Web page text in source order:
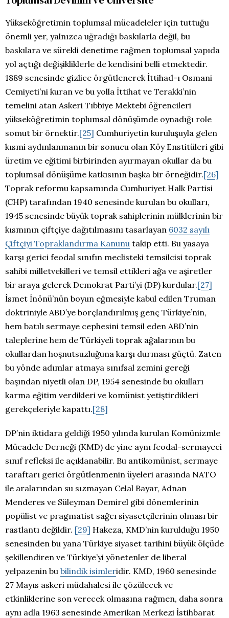
Yükseköğretimin toplumsal mücadeleler için tuttuğu
önemli yer, yalnızca uğradığı baskılarla değil, bu
baskılara ve sürekli denetime rağmen toplumsal yapıda
yol açtığı değişikliklerle de kendisini belli etmektedir.
1889 senesinde gizlice örgütlenerek İttihad-ı Osmani
Cemiyeti’ni kuran ve bu yolla İttihat ve Terakki’nin
temelini atan Askeri Tıbbiye Mektebi öğrencileri
yükseköğretimin toplumsal dönüşümde oynadığı role
somut bir örnektir.[25] Cumhuriyetin kuruluşuyla gelen
kısmi aydınlanmanın bir sonucu olan Köy Enstitüleri gibi
üretim ve eğitimi birbirinden ayırmayan okullar da bu
toplumsal dönüşüme katkısının başka bir örneğidir.[26]
Toprak reformu kapsamında Cumhuriyet Halk Partisi
(CHP) tarafından 1940 senesinde kurulan bu okulları,
1945 senesinde büyük toprak sahiplerinin mülklerinin bir
kısmının çiftçiye dağıtılmasını tasarlayan 6032 sayılı
Çiftçiyi Topraklandırma Kanunu takip etti. Bu yasaya
karşı gerici feodal sınıfın meclisteki temsilcisi toprak
sahibi milletvekilleri ve temsil ettikleri ağa ve aşiretler
bir araya gelerek Demokrat Parti’yi (DP) kurdular.[27]
İsmet İnönü’nün boyun eğmesiyle kabul edilen Truman
doktriniyle ABD’ye borçlandırılmış genç Türkiye’nin,
hem batılı sermaye cephesini temsil eden ABD’nin
taleplerine hem de Türkiyeli toprak ağalarının bu
okullardan hoşnutsuzluğuna karşı durması güçtü. Zaten
bu yönde adımlar atmaya sınıfsal zemini gereği
başından niyetli olan DP, 1954 senesinde bu okulları
karma eğitim verdikleri ve komünist yetiştirdikleri
gerekçeleriyle kapattı.[28]
DP’nin iktidara geldiği 1950 yılında kurulan Komünizmle
Mücadele Derneği (KMD) de yine aynı feodal-sermayeci
sınıf refleksi ile açıklanabilir. Bu antikomünist, sermaye
taraftarı gerici örgütlenmenin üyeleri arasında NATO
ile aralarından su sızmayan Celal Bayar, Adnan
Menderes ve Süleyman Demirel gibi dönemlerinin
popülist ve pragmatist sağcı siyasetçilerinin olması bir
rastlantı değildir. [29] Hakeza, KMD’nin kurulduğu 1950
senesinden bu yana Türkiye siyaset tarihini büyük ölçüde
şekillendiren ve Türkiye’yi yönetenler de liberal
yelpazenin bu bilindik isimleridir. KMD, 1960 senesinde
27 Mayıs askeri müdahalesi ile çözülecek ve
etkinliklerine son verecek olmasına rağmen, daha sonra
aynı adla 1963 senesinde Amerikan Merkezi İstihbarat